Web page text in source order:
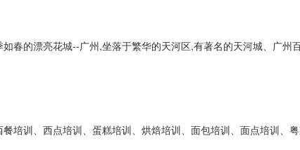
春的漂亮花城--广州,坐落于繁华的天河区,有著名的天河城、广
培训、西点培训、蛋糕培训、烘焙培训、面包培训、面点培训、